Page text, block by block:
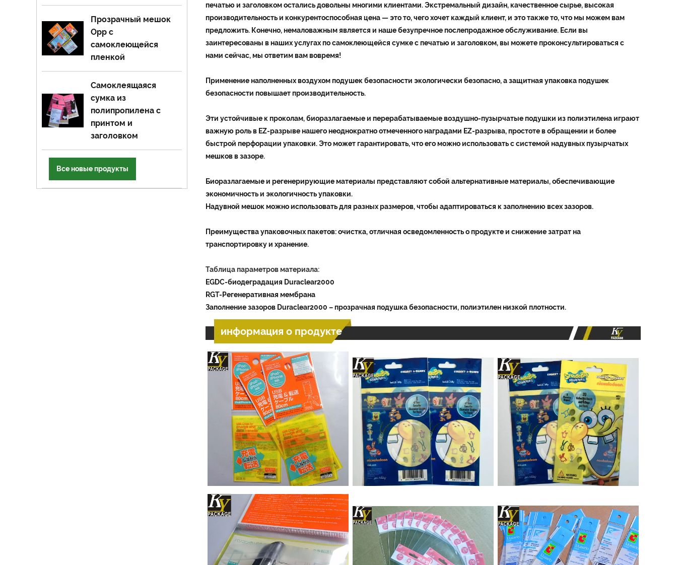
Прозрачный мешок
Opp с
самоклеющейся
пленкой
Самоклеящаяся
сумка из
полипропилена с
принтом и
заголовком
Все новые продукты
печатью и заголовком остались довольны многими клиентами. Экстремальный дизайн, качественное сырье, высокая
производительность и конкурентоспособная цена — это то, чего хочет каждый клиент, и это также то, что мы можем вам
предложить. Конечно, немаловажным является и наше безупречное послепродажное обслуживание. Если вы
заинтересованы в наших услугах по самоклеющейся сумке с печатью и заголовком, вы можете проконсультироваться с
нами сейчас, мы ответим вам вовремя!
Применение наполненных воздухом подушек безопасности экологически безопасно, а защитная упаковка подушек
безопасности повышает производительность.
Эти устойчивые к проколам, биоразлагаемые и перерабатываемые воздушно-пузырчатые подушки из полиэтилена играют
важную роль в EZ-разрыве нашего неоднократно отмеченного наградами EZ-разрыва, простоте в обращении и более
быстрой перфорации упаковки. Это может гарантировать, что его можно использовать с системой надувных пузырчатых
мешков в зазоре.
Биоразлагаемые и регенерирующие материалы представляют собой альтернативные материалы, обеспечивающие
экономичность и экологичность упаковки.
Надувной мешок можно использовать для разных размеров, чтобы адаптироваться к заполнению всех зазоров.
Преимущества упаковочных пакетов: очистка, отличная осведомленность о продукте и снижение затрат на
транспортировку и хранение.
Таблица параметров материала:
EGDC-биодеградация Duraclear2000
RGT-Регенеративная мембрана
Заполнение зазоров Duraclear2000 – прозрачная подушка безопасности, полиэтилен низкой плотности.
информация о продукте